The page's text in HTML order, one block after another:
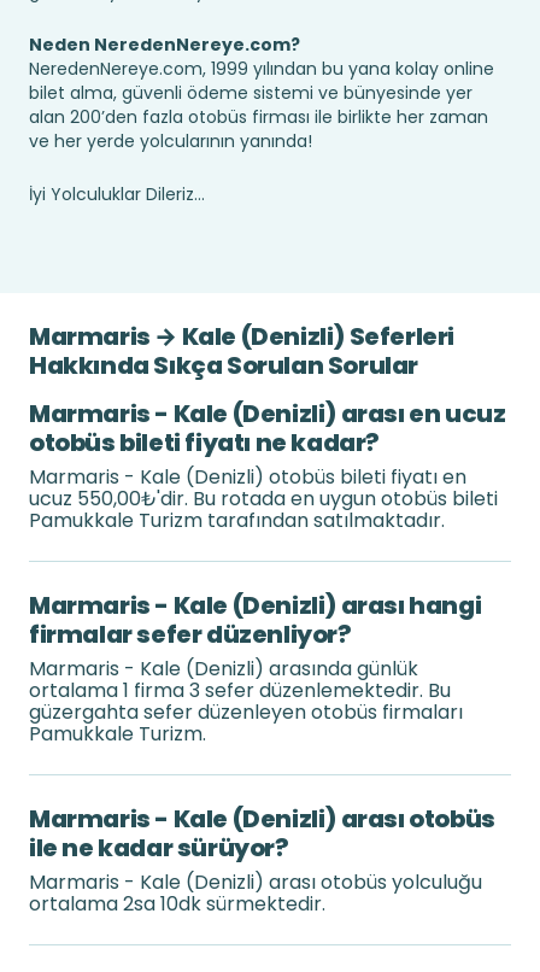
Neden NeredenNereye.com?
NeredenNereye.com, 1999 yılından bu yana kolay online
bilet alma, güvenli ödeme sistemi ve bünyesinde yer
alan 200’den fazla otobüs firması ile birlikte her zaman
ve her yerde yolcularının yanında!
İyi Yolculuklar Dileriz...
Marmaris → Kale (Denizli) Seferleri
Hakkında Sıkça Sorulan Sorular
Marmaris - Kale (Denizli) arası en ucuz
otobüs bileti fiyatı ne kadar?
Marmaris - Kale (Denizli) otobüs bileti fiyatı en
ucuz 550,00₺'dir. Bu rotada en uygun otobüs bileti
Pamukkale Turizm tarafından satılmaktadır.
Marmaris - Kale (Denizli) arası hangi
firmalar sefer düzenliyor?
Marmaris - Kale (Denizli) arasında günlük
ortalama 1 firma 3 sefer düzenlemektedir. Bu
güzergahta sefer düzenleyen otobüs firmaları
Pamukkale Turizm.
Marmaris - Kale (Denizli) arası otobüs
ile ne kadar sürüyor?
Marmaris - Kale (Denizli) arası otobüs yolculuğu
ortalama 2sa 10dk sürmektedir.